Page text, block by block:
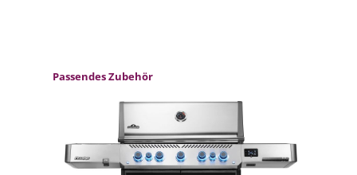
Produktgalerie überspringen
Passendes Zubehör